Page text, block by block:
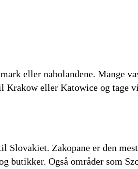
eller nabolandene. Mange
eller Katowice og tage
Zakopane er den
butikker. Også områder som